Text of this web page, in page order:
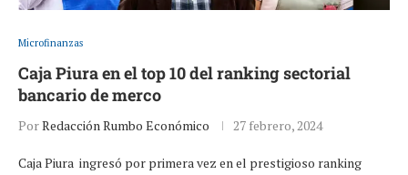
Microfinanzas
Caja Piura en el top 10 del ranking sectorial
bancario de merco
PorRedacción Rumbo Económico 27 febrero, 2024
Caja Piura ingresó por primera vez en el prestigioso ranking